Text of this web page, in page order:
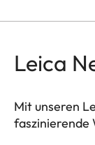
Leica
Mit unseren
faszinierende